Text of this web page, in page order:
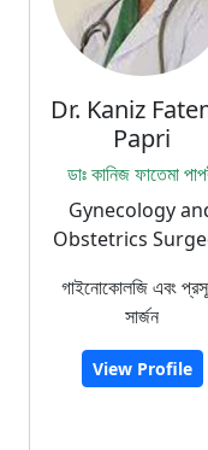
Dr. Kaniz
Papri
ডাঃ কানিজ ফাতেমা
Gynecology
Obstetrics
গাইনোকোলজি এবং
সার্জন
View Profile